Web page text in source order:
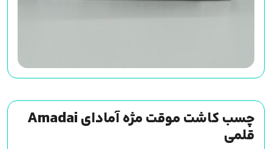
چسب کاشت موقت مژه آمادای Amadai
قلمی